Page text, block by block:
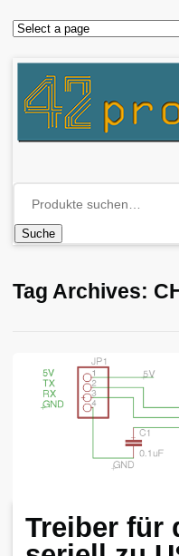
Suche
Tag Archives:
Treiber für